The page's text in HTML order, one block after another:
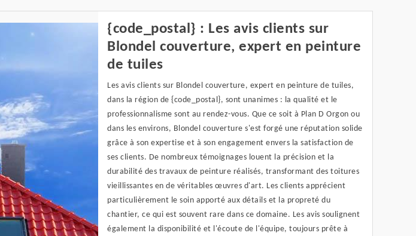
{code_postal} : Les avis clients sur
Blondel couverture, expert en peinture
de tuiles
Les avis clients sur Blondel couverture, expert en peinture de tuiles,
dans la région de {code_postal}, sont unanimes : la qualité et le
professionnalisme sont au rendez-vous. Que ce soit à Plan D Orgon ou
dans les environs, Blondel couverture s'est forgé une réputation solide
grâce à son expertise et à son engagement envers la satisfaction de
ses clients. De nombreux témoignages louent la précision et la
durabilité des travaux de peinture réalisés, transformant des toitures
vieillissantes en de véritables œuvres d'art. Les clients apprécient
particulièrement le soin apporté aux détails et la propreté du
chantier, ce qui est souvent rare dans ce domaine. Les avis soulignent
également la disponibilité et l'écoute de l'équipe, toujours prête à